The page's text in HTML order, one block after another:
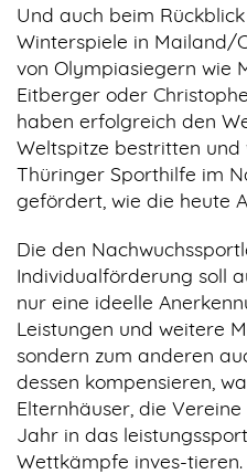
Und auch beim
Winterspiele in Mailand/
von Olympiasiegern wie
Eitberger oder
haben erfolgreich den
Weltspitze bestritten
Thüringer Sporthilfe im
gefördert, wie die heute
Die den
Individualförderung soll
nur eine ideelle
Leistungen und weitere
sondern zum anderen
dessen kompensieren,
Elternhäuser, die
Jahr in das
Wettkämpfe inves-tieren.